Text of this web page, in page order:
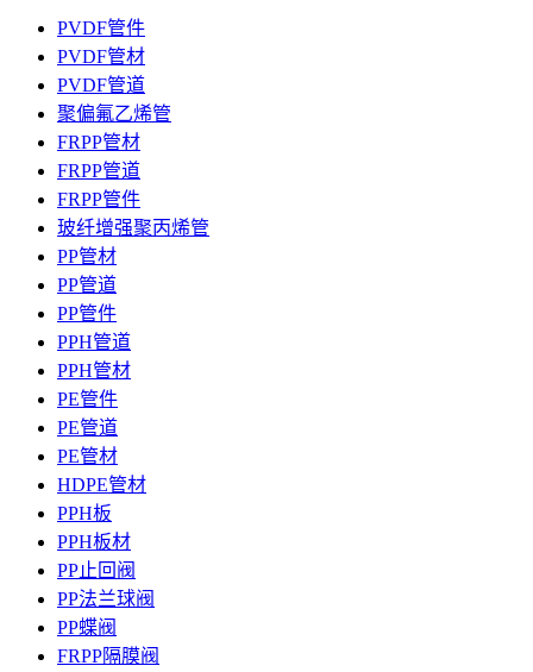
PVDF管件
PVDF管材
PVDF管道
聚偏氟乙烯管
FRPP管材
FRPP管道
FRPP管件
玻纤增强聚丙烯管
PP管材
PP管道
PP管件
PPH管道
PPH管材
PE管件
PE管道
PE管材
HDPE管材
PPH板
PPH板材
PP止回阀
PP法兰球阀
PP蝶阀
FRPP隔膜阀